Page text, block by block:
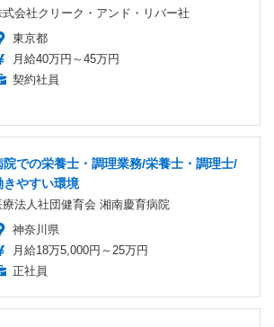
式会社クリーク・アンド・リバー社
東京都
月給40万円～45万円
契約社員
院での栄養士・調理業務/栄養士・調理士/
きやすい環境
療法人社団健育会 湘南慶育病院
神奈川県
月給18万5,000円～25万円
正社員